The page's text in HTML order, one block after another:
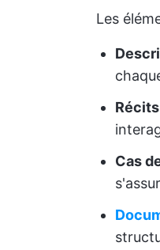
Les
Cas